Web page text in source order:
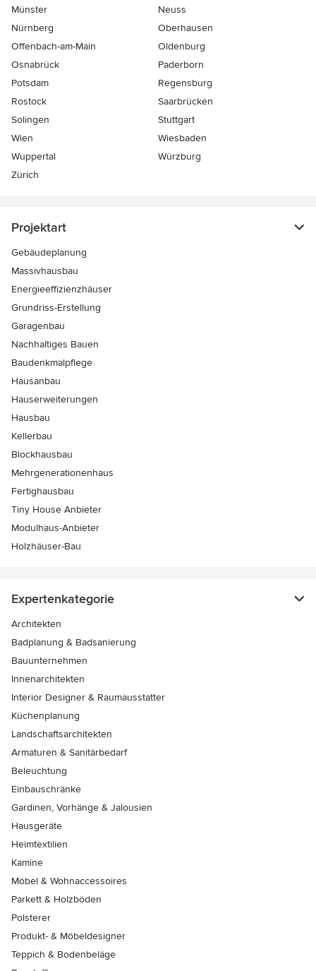
Münster
Neuss
Nürnberg
Oberhausen
Offenbach-am-Main
Oldenburg
Osnabrück
Paderborn
Potsdam
Regensburg
Rostock
Saarbrücken
Solingen
Stuttgart
Wien
Wiesbaden
Wuppertal
Würzburg
Zürich
Projektart
Gebäudeplanung
Massivhausbau
Energieeffizienzhäuser
Grundriss-Erstellung
Garagenbau
Nachhaltiges Bauen
Baudenkmalpflege
Hausanbau
Hauserweiterungen
Hausbau
Kellerbau
Blockhausbau
Mehrgenerationenhaus
Fertighausbau
Tiny House Anbieter
Modulhaus-Anbieter
Holzhäuser-Bau
Expertenkategorie
Architekten
Badplanung & Badsanierung
Bauunternehmen
Innenarchitekten
Interior Designer & Raumausstatter
Küchenplanung
Landschaftsarchitekten
Armaturen & Sanitärbedarf
Beleuchtung
Einbauschränke
Gardinen, Vorhänge & Jalousien
Hausgeräte
Heimtextilien
Kamine
Möbel & Wohnaccessoires
Parkett & Holzböden
Polsterer
Produkt- & Möbeldesigner
Teppich & Bodenbeläge